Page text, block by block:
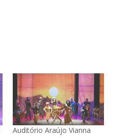
Auditório Araújo Vianna